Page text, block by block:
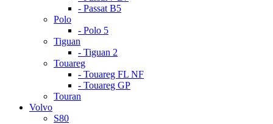
- Passat B5
Polo
- Polo 5
Tiguan
- Tiguan 2
Touareg
- Touareg FL NF
- Touareg GP
Touran
Volvo
S80